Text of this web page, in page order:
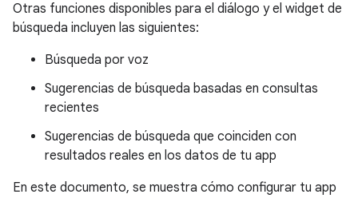
Otras funciones disponibles para el diálogo y el widget de
búsqueda incluyen las siguientes:
Búsqueda por voz
Sugerencias de búsqueda basadas en consultas
recientes
Sugerencias de búsqueda que coinciden con
resultados reales en los datos de tu app
En este documento, se muestra cómo configurar tu app